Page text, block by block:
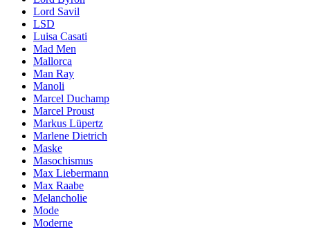
Lord Savil
LSD
Luisa Casati
Mad Men
Mallorca
Man Ray
Manoli
Marcel Duchamp
Marcel Proust
Markus Lüpertz
Marlene Dietrich
Maske
Masochismus
Max Liebermann
Max Raabe
Melancholie
Mode
Moderne